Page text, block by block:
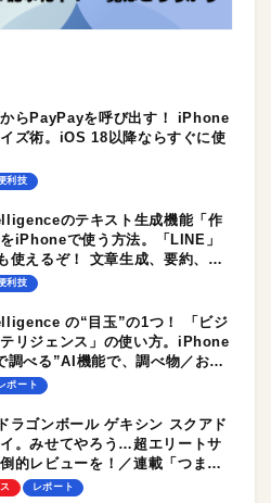
からPayPayを呼び出す！ iPhone
ズ術。iOS 18以降ならすぐに使
利技
のテキスト生成機能「作
iPhoneで使う方法。「LINE」
使えるぞ！ 文章生成、要約、校
頼れる
利技
の“目玉”の1つ！ 「ビジ
リジェンス」の使い方。iPhone
調べる”AI機能で、調べ物／お買
る？
ポート
ラゴンボール ゲキシン スクアド
。みせてやろう…超エリートサ
的レビューを！／連載「つまら
ど必要ない！Z」
レポート